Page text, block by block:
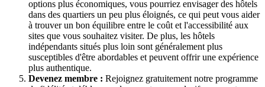
options plus économiques, vous pourriez envisager des hôtels
dans des quartiers un peu plus éloignés, ce qui peut vous aider
à trouver un bon équilibre entre le coût et l'accessibilité aux
sites que vous souhaitez visiter. De plus, les hôtels
indépendants situés plus loin sont généralement plus
susceptibles d'être abordables et peuvent offrir une expérience
plus authentique.
Devenez membre : Rejoignez gratuitement notre programme